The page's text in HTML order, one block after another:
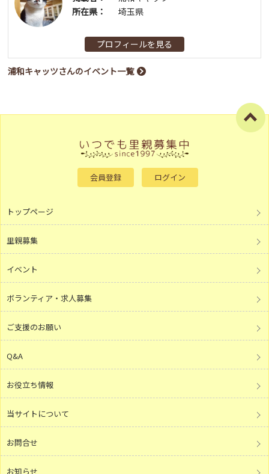
所在県：
埼玉県
プロフィールを見る
浦和キャッツさんのイベント一覧
会員登録 ログイン
トップページ
里親募集
イベント
ボランティア・求人募集
ご支援のお願い
Q&A
お役立ち情報
当サイトについて
お問合せ
お知らせ